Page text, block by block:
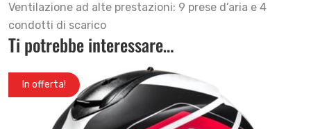
Ventilazione ad alte prestazioni: 9 prese d’aria e 4
condotti di scarico
Ti potrebbe interessare…
In offerta!